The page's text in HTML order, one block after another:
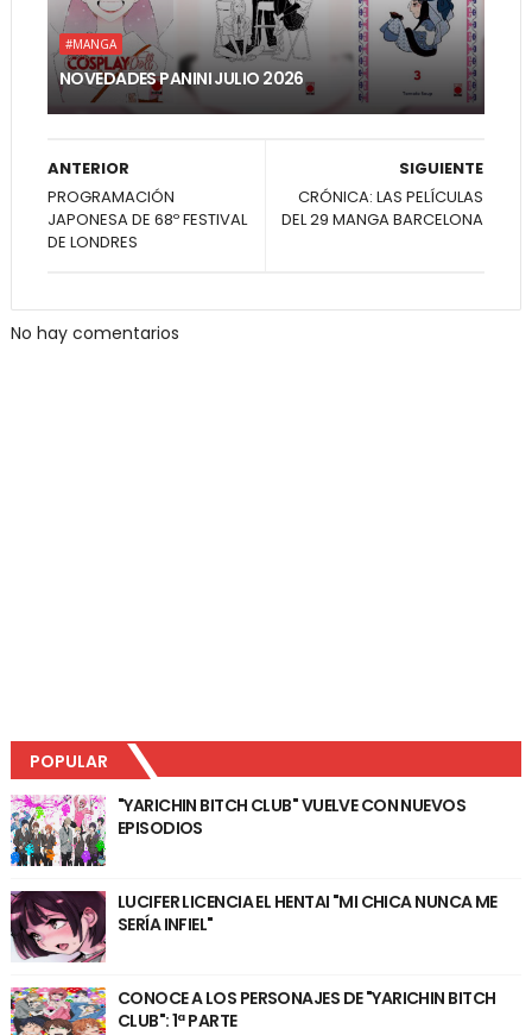
#MANGA
NOVEDADES PANINI JULIO 2026
SIGUIENTE
CRÓNICA: LAS PELÍCULAS
DEL 29 MANGA BARCELONA
ANTERIOR
PROGRAMACIÓN
JAPONESA DE 68º FESTIVAL
DE LONDRES
No hay comentarios
POPULAR
"YARICHIN BITCH CLUB" VUELVE CON NUEVOS
EPISODIOS
LUCIFER LICENCIA EL HENTAI "MI CHICA NUNCA ME
SERÍA INFIEL"
CONOCE A LOS PERSONAJES DE "YARICHIN BITCH
CLUB": 1ª PARTE